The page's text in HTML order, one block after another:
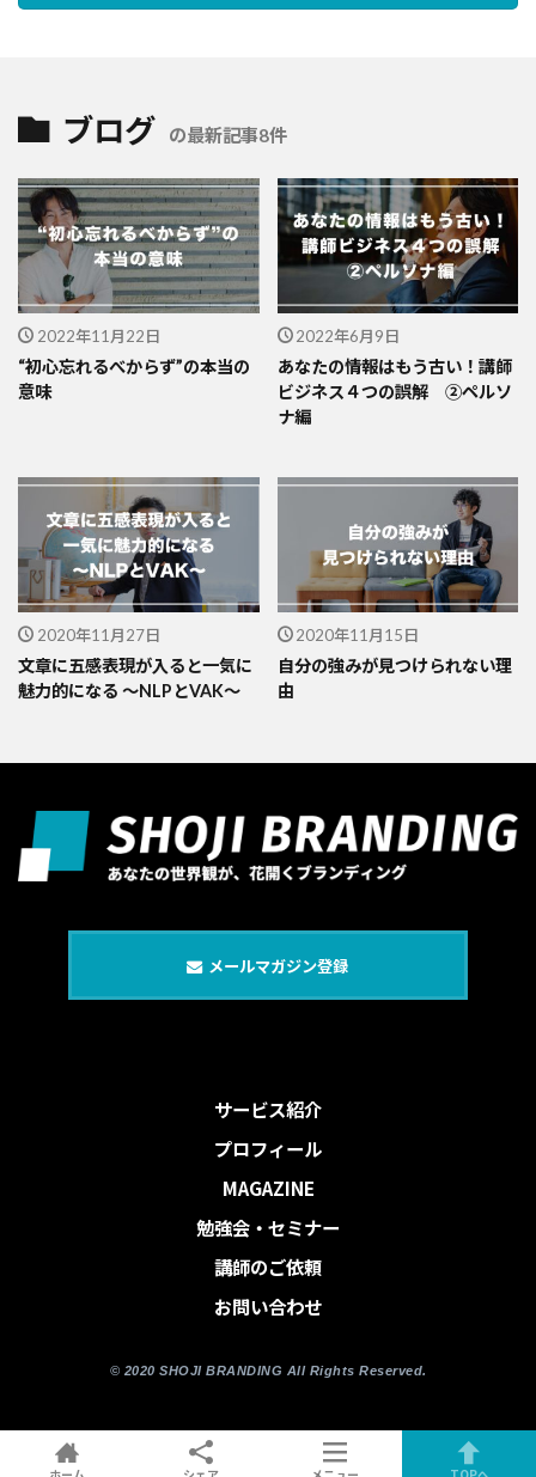
ブログ の最新記事8件
2022年11月22日
“初心忘れるべからず”の本当の
意味
2022年6月9日
あなたの情報はもう古い！講師
ビジネス４つの誤解 ②ペルソ
ナ編
2020年11月27日
文章に五感表現が入ると一気に
魅力的になる 〜NLPとVAK〜
2020年11月15日
自分の強みが見つけられない理
由
メールマガジン登録
サービス紹介
プロフィール
MAGAZINE
勉強会・セミナー
講師のご依頼
お問い合わせ
© 2020 SHOJI BRANDING All Rights Reserved.